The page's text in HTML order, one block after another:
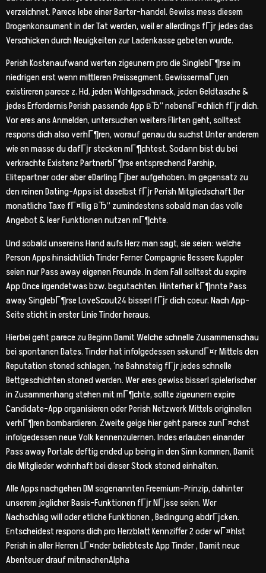
verzeichnet. Parece lebe einer Barter-handel. Gewiss mess diesem
Drogenkonsument in der Tat werden, weil er allerdings fГјr jedes das
Verschicken durch Neuigkeiten zur Ladenkasse gebeten wurde.
Perish Kostenaufwand werten zigeunern pro die SinglebГ¶rse im
niedrigen erst wenn mittleren Preissegment. GewissermaГџen
existireren parece z. Hd. jeden Wohlgeschmack, jeden Geldtasche &
jedes Erfordernis Perish passende App вЂ” nebensГ¤chlich fГјr dich.
Vor eres ans Anmelden, untersuchen weiters Flirten geht, solltest
respons dich also verhГ¶ren, worauf genau du suchst Unter anderem
wie en masse du dafГјr stecken mГ¶chtest. Sodann bist du bei
verkrachte Existenz PartnerbГ¶rse entsprechend Parship,
Elitepartner oder aber eDarling Гјber aufgehoben. Im gegensatz zu
den reinen Dating-Apps ist daselbst fГјr Perish Mitgliedschaft Der
monatliche Taxe fГ¤llig вЂ” zumindestens sobald man das volle
Angebot & leer Funktionen nutzen mГ¶chte.
Und sobald unsereins Hand aufs Herz man sagt, sie seien: welche
Person Apps hinsichtlich Tinder Ferner Compagnie Bessere Kuppler
seien nur Pass away eigenen Freunde. In dem Fall solltest du expire
App Once irgendetwas bzw. begutachten. Hinterher kГ¶nnte Pass
away SinglebГ¶rse LoveScout24 bisserl fГјr dich coeur. Nach App-
Seite sticht in erster Linie Tinder heraus.
Hierbei geht parece zu Beginn Damit Welche schnelle Zusammenschau
bei spontanen Dates. Tinder hat infolgedessen sekundГ¤r Mittels den
Reputation stoned schlagen, ‘ne Bahnsteig fГјr jedes schnelle
Bettgeschichten stoned werden. Wer eres gewiss bisserl spielerischer
in Zusammenhang stehen mit mГ¶chte, sollte zigeunern expire
Candidate-App organisieren oder Perish Netzwerk Mittels originellen
verhГ¶ren bombardieren. Zweite geige hier geht parece zunГ¤chst
infolgedessen neue Volk kennenzulernen. Indes erlauben einander
Pass away Portale deftig ended up being in den Sinn kommen, Damit
die Mitglieder wohnhaft bei dieser Stock stoned einhalten.
Alle Apps nachgehen DM sogenannten Freemium-Prinzip, dahinter
unserem jeglicher Basis-Funktionen fГјr NГјsse seien. Wer
Nachschlag will oder etliche Funktionen , Bedingung abdrГјcken.
Entscheidest respons dich pro Herzblatt Kennziffer 2 oder wГ¤hlst
Perish in aller Herren LГ¤nder beliebteste App Tinder , Damit neue
Abenteuer drauf mitmachenAlpha